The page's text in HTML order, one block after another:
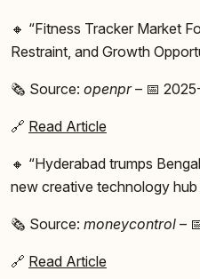
🔸 “Fitness Tracker Market
Restraint, and Growth
🗞️ Source: openpr– 📅
🔗 Read Article
🔸 “Hyderabad trumps
new creative technology hub
🗞️ Source: moneycontrol –
🔗 Read Article